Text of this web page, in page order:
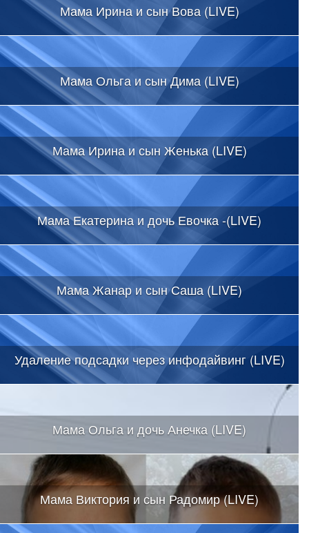
Мама Ирина и сын Вова (LIVE)
Мама Ольга и сын Дима (LIVE)
Мама Ирина и сын Женька (LIVE)
Мама Екатерина и дочь Евочка -(LIVE)
Мама Жанар и сын Саша (LIVE)
Удаление подсадки через инфодайвинг (LIVE)
Мама Ольга и дочь Анечка (LIVE)
Мама Виктория и сын Радомир (LIVE)